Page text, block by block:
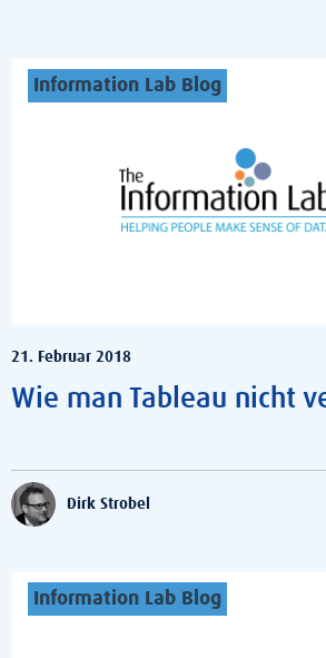
Information Lab Blog
21. Februar 2018
Wie man Tableau nicht
Dirk Strobel
Information Lab Blog